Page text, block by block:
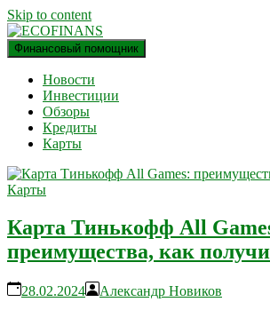
Skip to content
ECOFINANS
финансовый блог
Финансовый помощник
Новости
Инвестиции
Обзоры
Кредиты
Карты
Карты
Карта Тинькофф All
преимущества, как
28.02.2024
Александр Новиков